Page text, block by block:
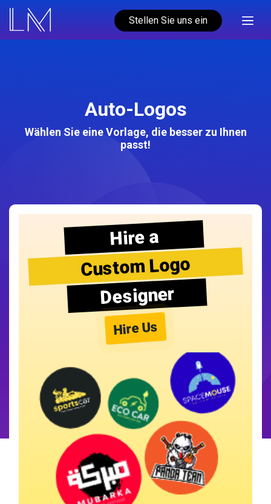
Stellen Sie uns ein
Auto-Logos
Wählen Sie eine Vorlage, die besser zu Ihnen
passt!
Hire a
Custom Logo
Designer
Hire Us